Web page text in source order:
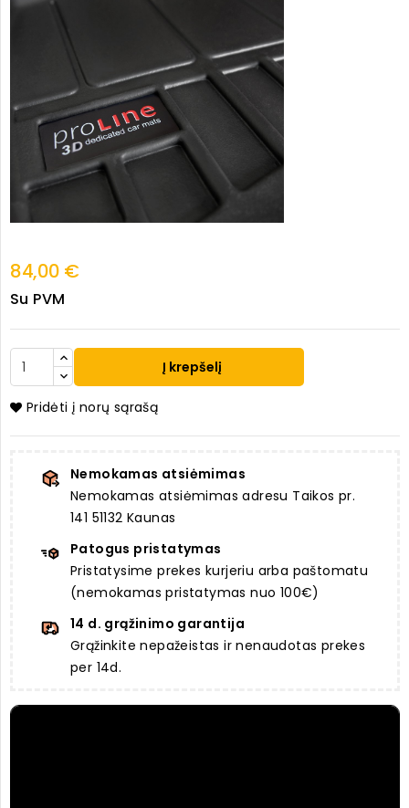
84,00 €
Su PVM
Į krepšelį
Pridėti į norų sąrašą
Nemokamas atsiėmimas
Nemokamas atsiėmimas adresu Taikos pr.
141 51132 Kaunas
Patogus pristatymas
Pristatysime prekes kurjeriu arba paštomatu
(nemokamas pristatymas nuo 100€)
14 d. grąžinimo garantija
Grąžinkite nepažeistas ir nenaudotas prekes
per 14d.